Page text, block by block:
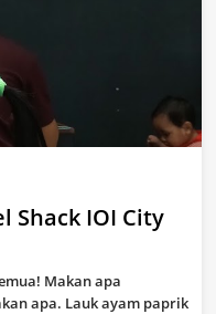
Shack IOI City
Makan apa
apa. Lauk ayam paprik